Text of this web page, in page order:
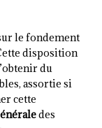
le fondement
disposition
du
assortie si
cette
des